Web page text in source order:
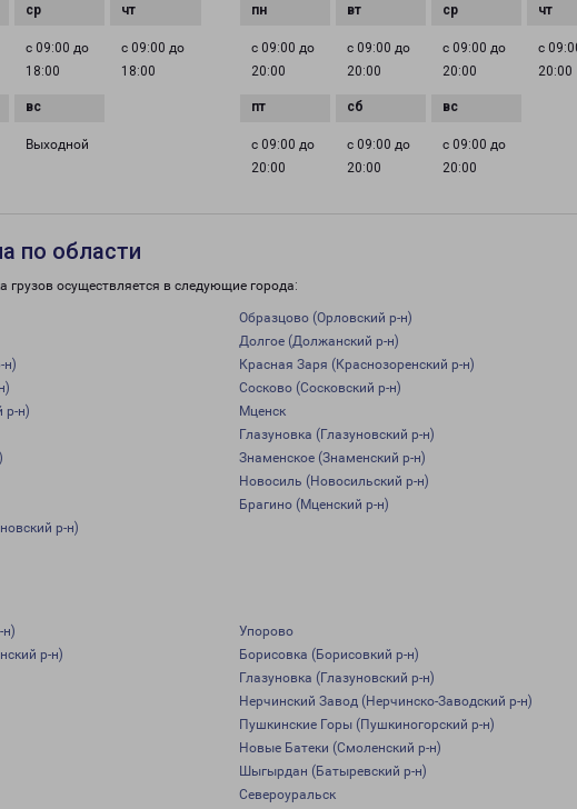
с 09:00 до
18:00
с 09:00 до
18:00
Выходной
с 09:00 до
20:00
с 09:00 до
20:00
с 09:00 до
20:00
с
20:00
с 09:00 до
20:00
с 09:00 до
20:00
с 09:00 до
20:00
по области
грузов осуществляется в следующие города:
Образцово (Орловский р-н)
Долгое (Должанский р-н)
н)
Красная Заря (Краснозоренский р-н)
Сосково (Сосковский р-н)
р-н)
Мценск
Глазуновка (Глазуновский р-н)
Знаменское (Знаменский р-н)
Новосиль (Новосильский р-н)
Брагино (Мценский р-н)
р-н)
н) Упорово
р-н)
Борисовка (Борисовкий р-н)
Глазуновка (Глазуновский р-н)
Нерчинский Завод (Нерчинско-Заводский р-н)
Пушкинские Горы (Пушкиногорский р-н)
Новые Батеки (Смоленский р-н)
Шыгырдан (Батыревский р-н)
Североуральск